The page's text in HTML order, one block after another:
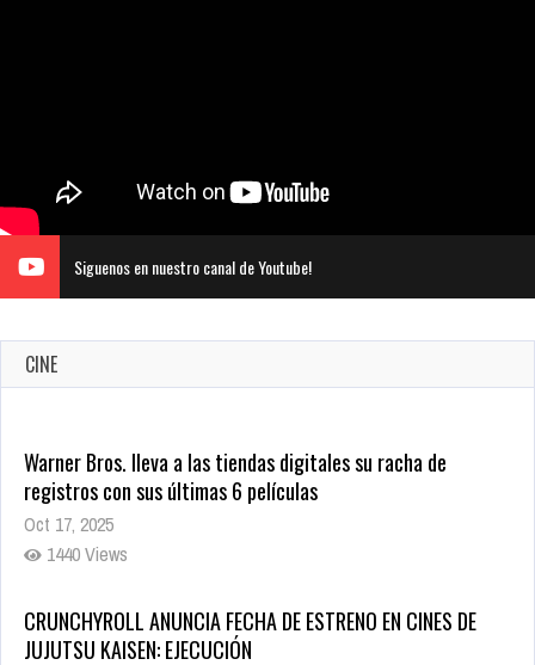
Siguenos en nuestro canal de Youtube!
CINE
Warner Bros. lleva a las tiendas digitales su racha de
registros con sus últimas 6 películas
Oct 17, 2025
1440 Views
CRUNCHYROLL ANUNCIA FECHA DE ESTRENO EN CINES DE
JUJUTSU KAISEN: EJECUCIÓN